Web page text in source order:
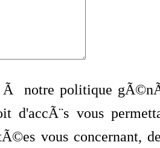
notre politique
d'accÃ¨s vous
vous concernant,